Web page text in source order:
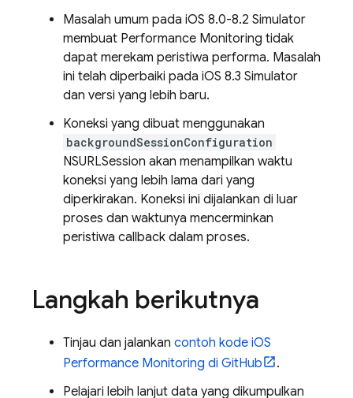
Masalah umum pada iOS 8.0-8.2 Simulator
membuat Performance Monitoring tidak
dapat merekam peristiwa performa. Masalah
ini telah diperbaiki pada iOS 8.3 Simulator
dan versi yang lebih baru.
Koneksi yang dibuat menggunakan
backgroundSessionConfiguration
NSURLSession akan menampilkan waktu
koneksi yang lebih lama dari yang
diperkirakan. Koneksi ini dijalankan di luar
proses dan waktunya mencerminkan
peristiwa callback dalam proses.
Langkah berikutnya
Tinjau dan jalankan contoh kode iOS
Performance Monitoring di GitHub
.
Pelajari lebih lanjut data yang dikumpulkan